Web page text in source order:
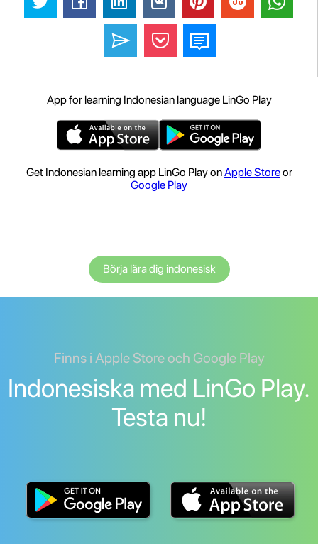
App for learning Indonesian language LinGo Play
Get Indonesian learning app LinGo Play onApple Storeor
Google Play
Börja lära dig indonesisk
Finns i Apple Store och Google Play
Indonesiska med LinGo Play.
Testa nu!